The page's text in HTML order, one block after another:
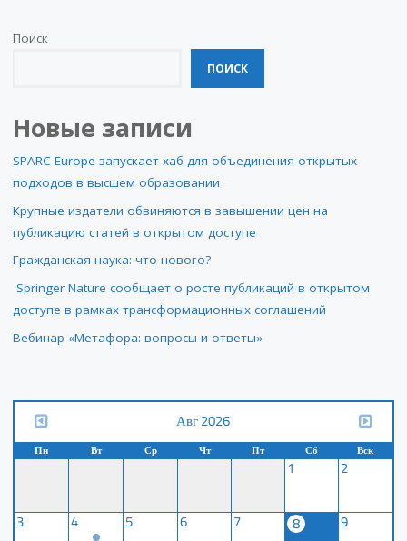
Поиск
ПОИСК
Новые записи
SPARC Europe запускает хаб для объединения открытых
подходов в высшем образовании
Крупные издатели обвиняются в завышении цен на
публикацию статей в открытом доступе
Гражданская наука: что нового?
Springer Nature сообщает о росте публикаций в открытом
доступе в рамках трансформационных соглашений
Вебинар «Метафора: вопросы и ответы»
Авг 2026
Пн Вт Ср Чт Пт Сб Вск
1 2
3 4 5 6 7 8 9